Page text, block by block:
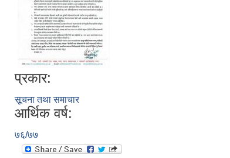
प्रकार:
सूचना तथा समाचार
आर्थिक वर्ष:
७६/७७